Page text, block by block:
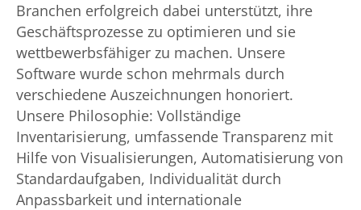
Branchen erfolgreich dabei unterstützt, ihre
Geschäftsprozesse zu optimieren und sie
wettbewerbsfähiger zu machen. Unsere
Software wurde schon mehrmals durch
verschiedene Auszeichnungen honoriert.
Unsere Philosophie: Vollständige
Inventarisierung, umfassende Transparenz mit
Hilfe von Visualisierungen, Automatisierung von
Standardaufgaben, Individualität durch
Anpassbarkeit und internationale